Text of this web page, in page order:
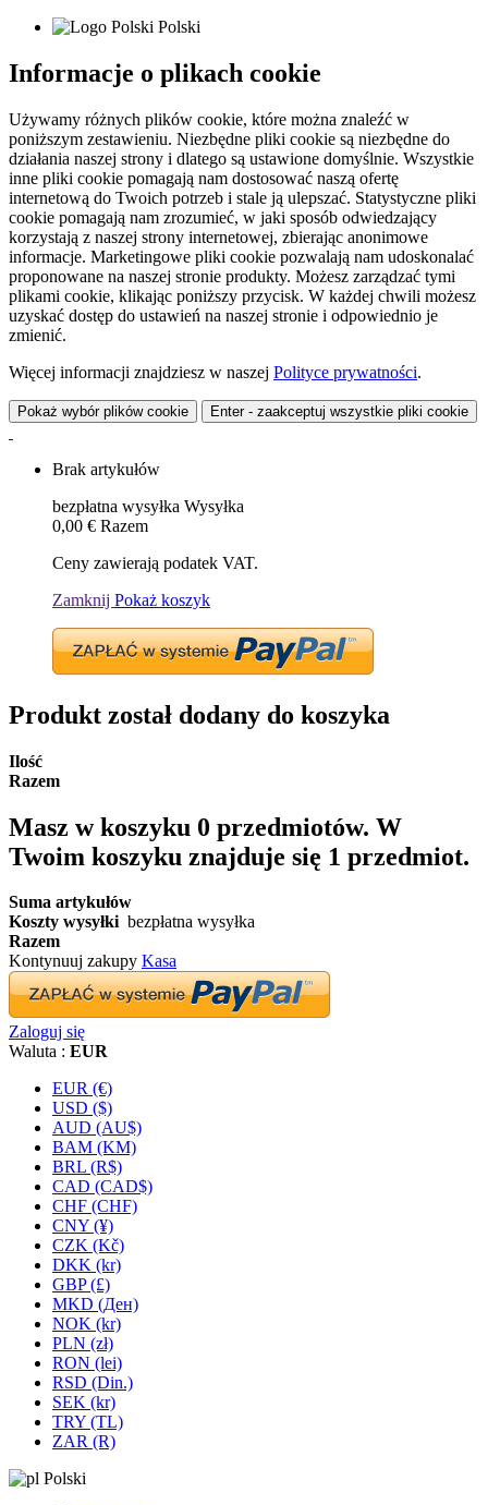
Polski
Informacje o plikach cookie
Używamy różnych plików cookie, które można znaleźć w
poniższym zestawieniu. Niezbędne pliki cookie są niezbędne do
działania naszej strony i dlatego są ustawione domyślnie. Wszystkie
inne pliki cookie pomagają nam dostosować naszą ofertę
internetową do Twoich potrzeb i stale ją ulepszać. Statystyczne pliki
cookie pomagają nam zrozumieć, w jaki sposób odwiedzający
korzystają z naszej strony internetowej, zbierając anonimowe
informacje. Marketingowe pliki cookie pozwalają nam udoskonalać
proponowane na naszej stronie produkty. Możesz zarządzać tymi
plikami cookie, klikając poniższy przycisk. W każdej chwili możesz
uzyskać dostęp do ustawień na naszej stronie i odpowiednio je
zmienić.
Więcej informacji znajdziesz w naszej Polityce prywatności.
Pokaż wybór plików cookie Enter - zaakceptuj wszystkie pliki cookie
Brak artykułów
bezpłatna wysyłka Wysyłka
0,00 € Razem
Ceny zawierają podatek VAT.
Zamknij Pokaż koszyk
Produkt został dodany do koszyka
Ilość
Razem
Masz w koszyku 0 przedmiotów. W
Twoim koszyku znajduje się 1 przedmiot.
Suma artykułów
Koszty wysyłki bezpłatna wysyłka
Razem
Kontynuuj zakupy Kasa
Zaloguj się
Waluta : EUR
EUR (€)
USD ($)
AUD (AU$)
BAM (KM)
BRL (R$)
CAD (CAD$)
CHF (CHF)
CNY (¥)
CZK (Kč)
DKK (kr)
GBP (£)
MKD (Ден)
NOK (kr)
PLN (zł)
RON (lei)
RSD (Din.)
SEK (kr)
TRY (TL)
ZAR (R)
Polski